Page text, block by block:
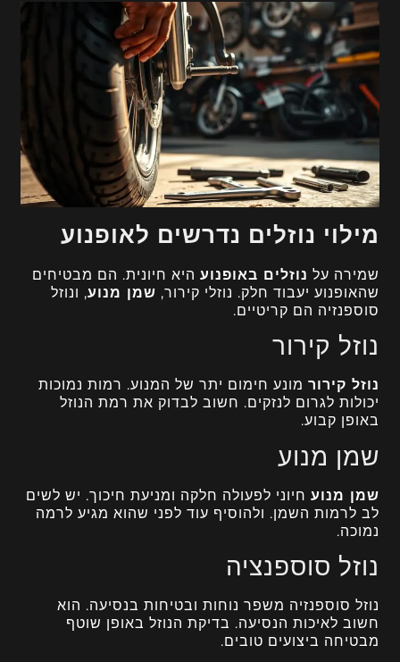
מילוי נוזלים נדרשים לאופנוע
שמירה על נוזלים באופנוע היא חיונית. הם מבטיחים
שהאופנוע יעבוד חלק. נוזלי קירור, שמן מנוע, ונוזל
סוספנזיה הם קריטיים.
נוזל קירור
נוזל קירור מונע חימום יתר של המנוע. רמות נמוכות
יכולות לגרום לנזקים. חשוב לבדוק את רמת הנוזל
באופן קבוע.
שמן מנוע
שמן מנוע חיוני לפעולה חלקה ומניעת חיכוך. יש לשים
לב לרמות השמן. ולהוסיף עוד לפני שהוא מגיע לרמה
נמוכה.
נוזל סוספנציה
נוזל סוספנזיה משפר נוחות ובטיחות בנסיעה. הוא
חשוב לאיכות הנסיעה. בדיקת הנוזל באופן שוטף
מבטיחה ביצועים טובים.